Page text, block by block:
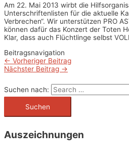
Am 22. Mai 2013 wirbt die
Unterschriftenlisten für die aktuelle
Verbrechen“. Wir unterstützen PRO
können dafür das Konzert der Toten
Klar, dass auch Flüchtlinge selbst
Beitragsnavigation
← Vorheriger Beitrag
Nächster Beitrag →
Suchen nach:
Auszeichnungen